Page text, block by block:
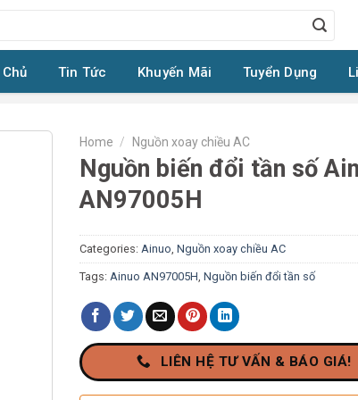
Tin Tức Khuyến Mãi Tuyển Dụng
Home / Nguồn xoay chiều AC
Nguồn biến đổi tần số
AN97005H
Categories: Ainuo ,Nguồn xoay chiều AC
Tags: Ainuo AN97005H ,Nguồn biến đổi tần số
LIÊN HỆ TƯ VẤN & BÁO GIÁ!